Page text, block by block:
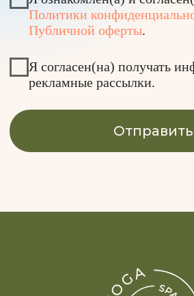
Вакансии
Контакты
Скачивай наше
мобильное приложение
Время работы студий:
Пн-пт: 8:00 – 22:00